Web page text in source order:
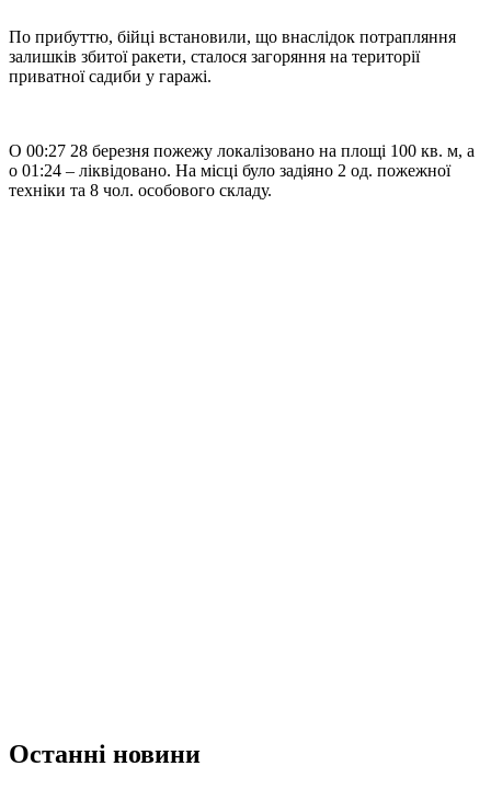
По прибуттю, бійці встановили, що внаслідок потрапляння
залишків збитої ракети, сталося загоряння на території
приватної садиби у гаражі.
О 00:27 28 березня пожежу локалізовано на площі 100 кв. м, а
о 01:24 – ліквідовано. На місці було задіяно 2 од. пожежної
техніки та 8 чол. особового складу.
Останні новини